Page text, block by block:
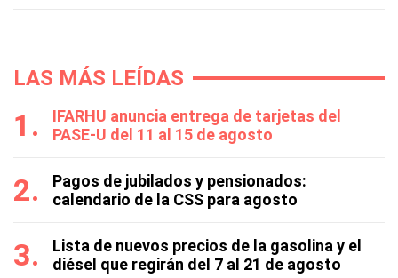
LAS MÁS LEÍDAS
IFARHU anuncia entrega de tarjetas del
PASE-U del 11 al 15 de agosto
Pagos de jubilados y pensionados:
calendario de la CSS para agosto
Lista de nuevos precios de la gasolina y el
diésel que regirán del 7 al 21 de agosto